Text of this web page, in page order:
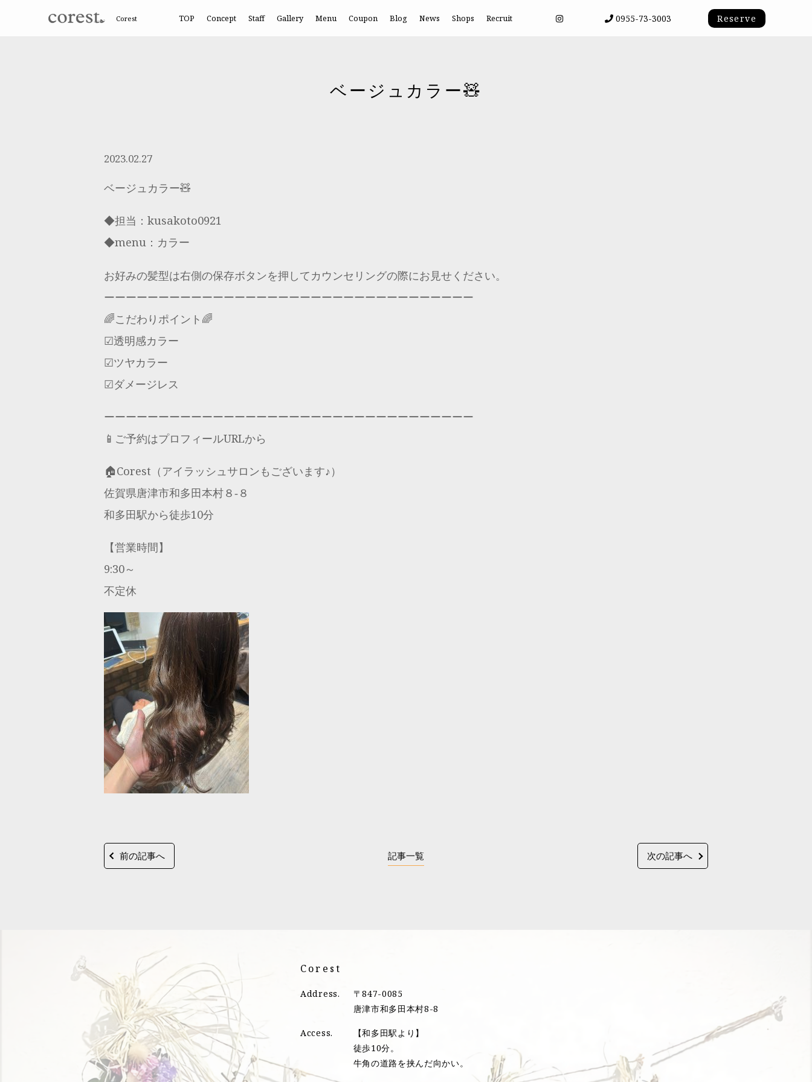
Corest TOP Concept Staff Gallery Menu Coupon Blog News Shops Recruit 0955-73-3003 Reserve
ベージュカラー🧸
2023.02.27
ベージュカラー🧸
◆担当：kusakoto0921
◆menu：カラー
お好みの髪型は右側の保存ボタンを押してカウンセリングの際にお見せください。
ーーーーーーーーーーーーーーーーーーーーーーーーーーーーーーーーーー
🌈こだわりポイント🌈
☑︎透明感カラー
☑︎ツヤカラー
☑︎ダメージレス
ーーーーーーーーーーーーーーーーーーーーーーーーーーーーーーーーーー
📱ご予約はプロフィールURLから
🏠Corest（アイラッシュサロンもございます♪）
佐賀県唐津市和多田本村８‐８
和多田駅から徒歩10分
【営業時間】
9:30～
不定休
前の記事へ 記事一覧 次の記事へ
Corest
Address.
〒847-0085
唐津市和多田本村8-8
Access.
【和多田駅より】
徒歩10分。
牛角の道路を挟んだ向かい。